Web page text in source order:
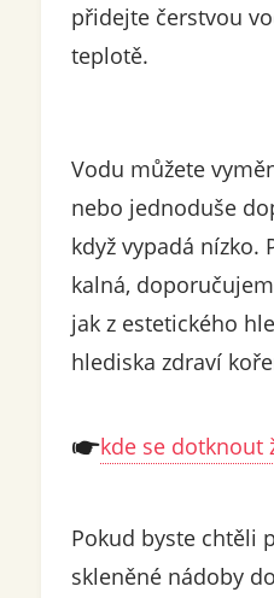
přidejte čerstvou
teplotě.
Vodu můžete
nebo jednoduše
když vypadá nízko.
kalná,
jak z estetického
hlediska zdraví
kde se dotknout
Pokud byste chtěli
skleněné nádoby